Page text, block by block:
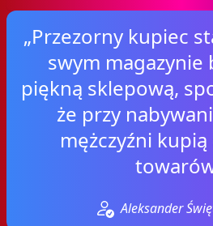
„Przezorny kupiec
swym magazynie
piękną sklepową,
że przy
mężczyźni
Aleksander